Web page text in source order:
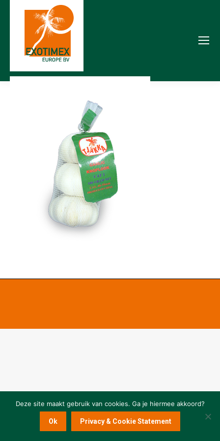
Deze site maakt gebruik van cookies. Ga je hiermee akkoord?
Ok Privacy & Cookie Statement